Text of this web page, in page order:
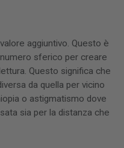
aggiuntivo. Questo è
sferico per creare
Questo significa che
da quella per vicino
o astigmatismo dove
sia per la distanza che